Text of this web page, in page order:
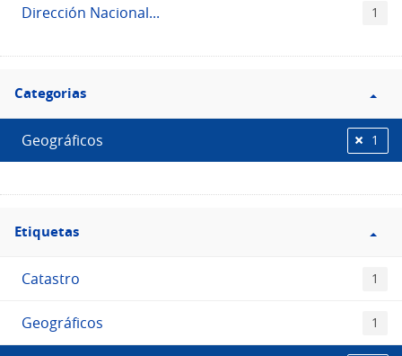
Dirección Nacional... 1
Filtro
Categorias
Categorias
Geográficos 1
Filtro
Etiquetas
Etiquetas
Catastro 1
Geográficos 1